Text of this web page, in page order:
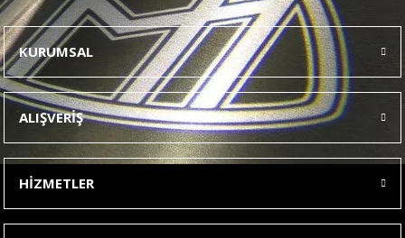
Bu ürünün fiyat bilgisi, resim, ürün açıklamalarında ve diğer
konularda yetersiz gördüğünüz noktaları öneri formunu kullanarak
tarafımıza iletebilirsiniz.
Görüş ve önerileriniz için teşekkür ederiz.
Ürün resmi kalitesiz, bozuk veya görüntülenemiyor.
Ürün açıklamasında eksik bilgiler bulunuyor.
Ürün bilgilerinde hatalar bulunuyor.
Ürün fiyatı diğer sitelerden daha pahalı.
Bu ürüne benzer farklı alternatifler olmalı.
KURUMSAL
ALIŞVERİŞ
HİZMETLER